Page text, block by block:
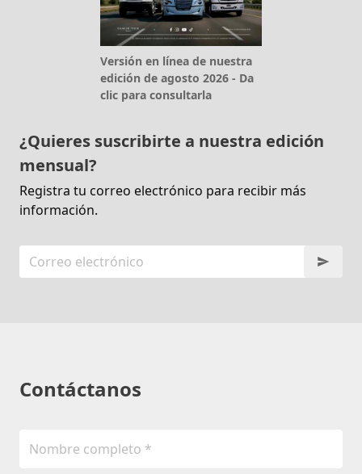
Versión en línea de nuestra
edición de agosto 2026 - Da
clic para consultarla
¿Quieres suscribirte a nuestra edición
mensual?
Registra tu correo electrónico para recibir más
información.
Contáctanos